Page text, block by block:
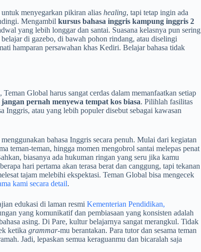
menyegarkan pikiran alias healing, tapi tetap ingin ada
Mengambil kursus bahasa inggris kampung inggris 2
yang lebih longgar dan santai. Suasana kelasnya pun sering
di gazebo, di bawah pohon rindang, atau diselingi
hamparan persawahan khas Kediri. Belajar bahasa tidak
Global harus sangat cerdas dalam memanfaatkan setiap
jangan pernah menyewa tempat kos biasa. Pilihlah fasilitas
atau yang lebih populer disebut sebagai kawasan
bahasa Inggris secara penuh. Mulai dari kegiatan
teman-teman, hingga momen mengobrol santai melepas penat
biasanya ada hukuman ringan yang seru jika kamu
hari pertama akan terasa berat dan canggung, tapi tekanan
tajam melebihi ekspektasi. Teman Global bisa mengecek
kami secara detail.
edukasi di laman resmi Kementerian Pendidikan,
yang komunikatif dan pembiasaan yang konsisten adalah
asing. Di Pare, kultur belajarnya sangat merangkul. Tidak
ketika grammar-mu berantakan. Para tutor dan sesama teman
Jadi, lepaskan semua keraguanmu dan bicaralah saja